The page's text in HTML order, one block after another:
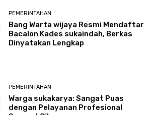
PEMERINTAHAN
Bang Warta wijaya Resmi Mendaftar
Bacalon Kades sukaindah, Berkas
Dinyatakan Lengkap
PEMERINTAHAN
Warga sukakarya: Sangat Puas
dengan Pelayanan Profesional